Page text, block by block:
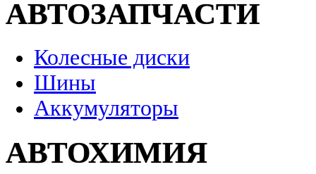
АВТОЗАПЧАСТИ
Колесные диски
Шины
Аккумуляторы
АВТОХИМИЯ